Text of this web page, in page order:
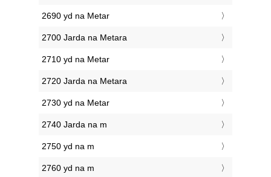
2690 yd na Metar
2700 Jarda na Metara
2710 yd na Metar
2720 Jarda na Metara
2730 yd na Metar
2740 Jarda na m
2750 yd na m
2760 yd na m